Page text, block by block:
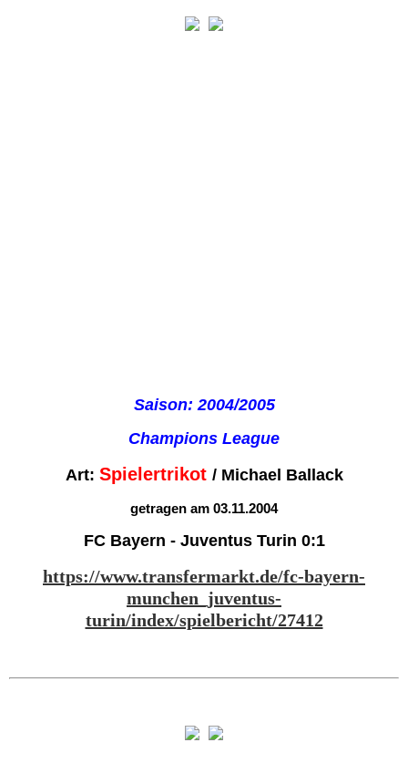
Saison: 2004/2005
Champions League
Art: Spielertrikot / Michael Ballack
getragen am 03.11.2004
FC Bayern - Juventus Turin 0:1
https://www.transfermarkt.de/fc-bayern-
munchen_juventus-
turin/index/spielbericht/27412